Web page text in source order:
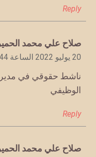
Reply
يقول
صلاح علي محمد
20 يوليو 2022 الساعة 1:44 م
ناشط حقوقي في
الوظيفي
Reply
يقول
صلاح علي محمد